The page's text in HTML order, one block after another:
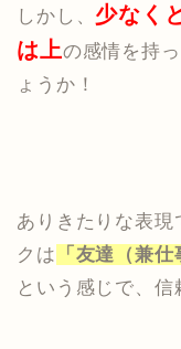
しかし、 少なく
は上の感情を持
ょうか！
ありきたりな表現
クは 「友達（兼
という感じで、